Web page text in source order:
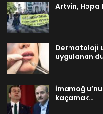
Artvin, Hopa
Dermatoloji
uygulanan
kaçamak…